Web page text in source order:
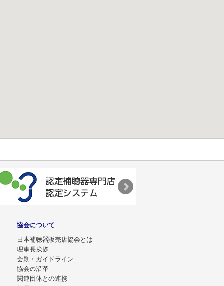
協会について
日本補聴器販売店協会とは
理事長挨拶
会則・ガイドライン
協会の沿革
関連団体との連携